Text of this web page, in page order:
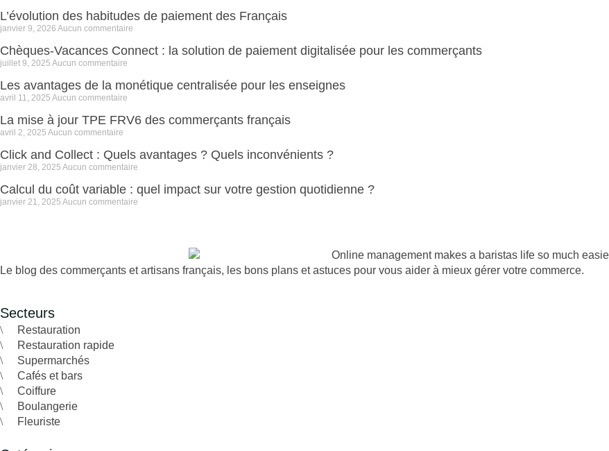
L’évolution des habitudes de paiement des Français
janvier 9, 2026 Aucun commentaire
Chèques-Vacances Connect : la solution de paiement digitalisée pour les commerçants
juillet 9, 2025 Aucun commentaire
Les avantages de la monétique centralisée pour les enseignes
avril 11, 2025 Aucun commentaire
La mise à jour TPE FRV6 des commerçants français
avril 2, 2025 Aucun commentaire
Click and Collect : Quels avantages ? Quels inconvénients ?
janvier 28, 2025 Aucun commentaire
Calcul du coût variable : quel impact sur votre gestion quotidienne ?
janvier 21, 2025 Aucun commentaire
Le blog des commerçants et artisans français, les bons plans et astuces pour vous aider à mieux gérer votre commerce.
Secteurs
Restauration
Restauration rapide
Supermarchés
Cafés et bars
Coiffure
Boulangerie
Fleuriste